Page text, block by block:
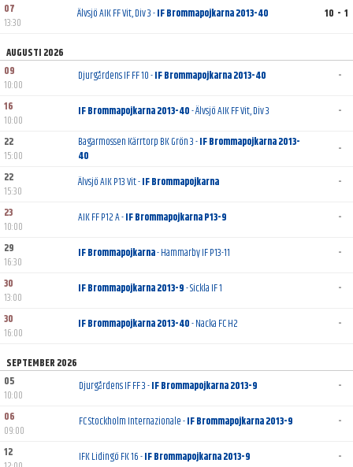
07
13:30
Älvsjö AIK FF Vit, Div 3 -IF Brommapojkarna 2013-40 10 - 1
AUGUSTI 2026
09
10:00
Djurgårdens IF FF 10 -IF Brommapojkarna 2013-40
-
16
10:00
IF Brommapojkarna 2013-40- Älvsjö AIK FF Vit, Div 3
-
22
15:00
Bagarmossen Kärrtorp BK Grön 3 -IF Brommapojkarna 2013-
40
-
22
15:30
Älvsjö AIK P13 Vit -IF Brommapojkarna
-
23
10:00
AIK FF P12 A -IF Brommapojkarna P13-9
-
29
16:30
IF Brommapojkarna- Hammarby IF P13-11
-
30
13:00
IF Brommapojkarna 2013-9- Sickla IF 1
-
30
16:00
IF Brommapojkarna 2013-40- Nacka FC H2 -
SEPTEMBER 2026
05
10:00
Djurgårdens IF FF 3 -IF Brommapojkarna 2013-9
-
06
09:00
FC Stockholm Internazionale -IF Brommapojkarna 2013-9
-
12
IFK Lidingö FK 16 -IF Brommapojkarna 2013-9
-